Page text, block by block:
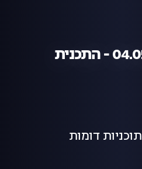
לפני החדשות 04.05.21 - התכנית
תוכניות דומות